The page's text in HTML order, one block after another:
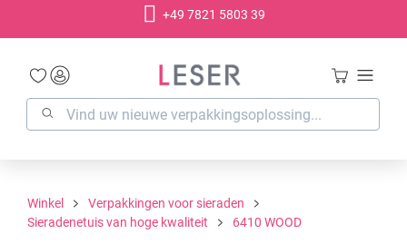
+49 7821 5803 39
Winkel
Verpakkingen voor sieraden
Sieradenetuis van hoge kwaliteit
6410 WOOD